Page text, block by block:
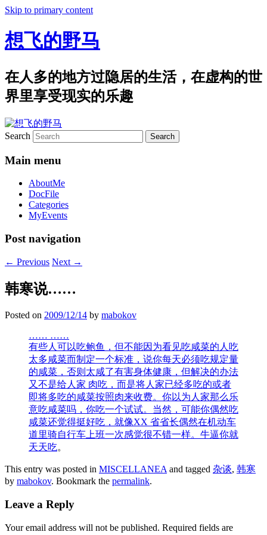
Skip to primary content
想飞的野马
在人多的地方过隐居的生活，在虚构的世
界里享受现实的乐趣
Search
Main menu
AboutMe
DocFile
Categories
MyEvents
Post navigation
← Previous Next →
韩寒说……
Posted on 2009/12/14 by mabokov
…… ……
有些人可以吃鲍鱼，但不能因为看见吃咸菜的人吃
太多咸菜而制定一个标准，说你每天必须吃规定量
的咸菜，否则太咸了有害身体健康，但解决的办法
又不是给人家 肉吃，而是将人家已经多吃的或者
即将多吃的咸菜按照肉来收费。你以为人家那么乐
意吃咸菜吗，你吃一个试试。当然，可能你偶然吃
咸菜还觉得挺好吃，就像XX 省省长偶然在机动车
道里骑自行车上班一次感觉很不错一样。牛逼你就
天天吃。
This entry was posted in MISCELLANEAand tagged 杂谈, 韩寒
by mabokov. Bookmark the permalink.
Leave a Reply
Your email address will not be published. Required fields are